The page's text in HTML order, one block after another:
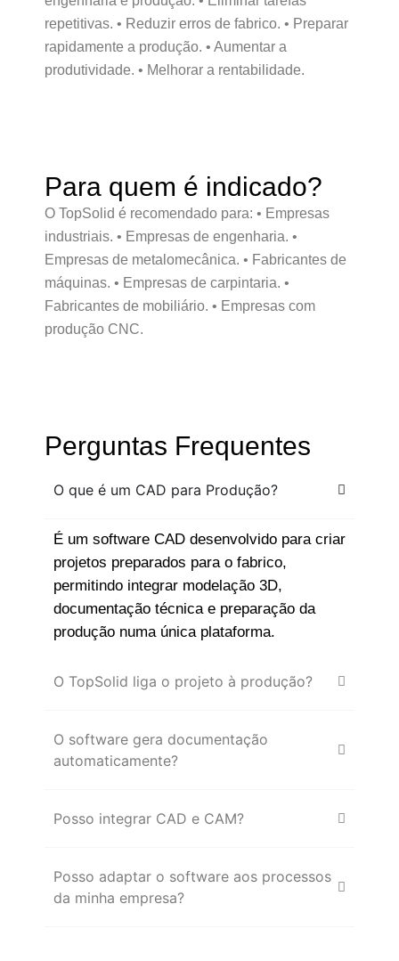
repetitivas. • Reduzir erros de fabrico. • Preparar
rapidamente a produção. • Aumentar a
produtividade. • Melhorar a rentabilidade.
Para quem é indicado?
O TopSolid é recomendado para: • Empresas
industriais. • Empresas de engenharia. •
Empresas de metalomecânica. • Fabricantes de
máquinas. • Empresas de carpintaria. •
Fabricantes de mobiliário. • Empresas com
produção CNC.
Perguntas Frequentes
O que é um CAD para Produção?
É um software CAD desenvolvido para criar
projetos preparados para o fabrico,
permitindo integrar modelação 3D,
documentação técnica e preparação da
produção numa única plataforma.
O TopSolid liga o projeto à produção?
O software gera documentação
automaticamente?
Posso integrar CAD e CAM?
Posso adaptar o software aos processos
da minha empresa?